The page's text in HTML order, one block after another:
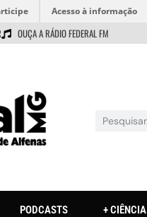
Acesso à informação
OUÇA A RÁDIO FEDERAL FM
PODCASTS + CIÊNCIA